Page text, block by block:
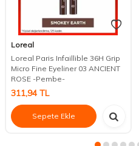
Loreal
Loreal Paris Infaillible 36H Grip
Micro Fine Eyeliner 03 ANCIENT
ROSE -Pembe-
311,94 TL
Sepete Ekle